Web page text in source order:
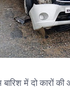
बारिश में दो कारों